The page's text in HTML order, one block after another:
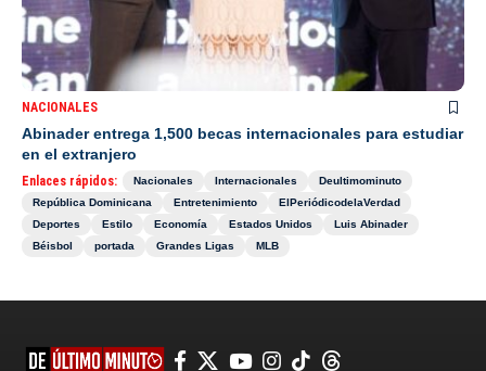
NACIONALES
Abinader entrega 1,500 becas internacionales para estudiar
en el extranjero
Enlaces rápidos: Nacionales Internacionales
Deultimominuto
República Dominicana
Entretenimiento
ElPeriódicodelaVerdad
Deportes
Estilo Economía Estados Unidos
Luis Abinader
Béisbol
portada Grandes Ligas MLB